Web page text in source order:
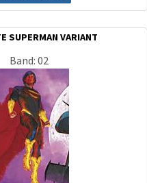
SUPERMAN VARIANT
Band: 02